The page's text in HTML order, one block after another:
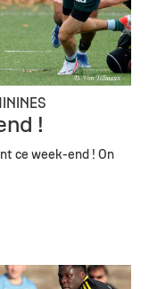
!
ce week-end ! On